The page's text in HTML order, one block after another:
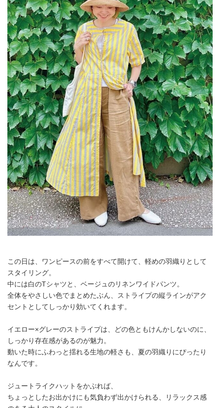
この日は、ワンピースの前をすべて開けて、軽めの羽織りとして
スタイリング。
中には白のTシャツと、ベージュのリネンワイドパンツ。
全体をやさしい色でまとめたぶん、ストライプの縦ラインがアク
セントとしてしっかり効いてくれます。
イエロー×グレーのストライプは、どの色ともけんかしないのに、
しっかり存在感があるのが魅力。
動いた時にふわっと揺れる生地の軽さも、夏の羽織りにぴったり
なんです。
ジュートライクハットをかぶれば、
ちょっとしたお出かけにも気負わず出かけられる、リラックス感